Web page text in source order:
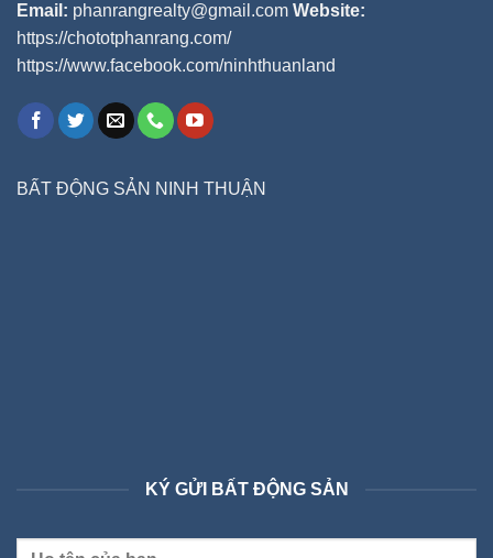
Email: phanrangrealty@gmail.com Website:
https://chototphanrang.com/
https://www.facebook.com/ninhthuanland
BẤT ĐỘNG SẢN NINH THUẬN
KÝ GỬI BẤT ĐỘNG SẢN